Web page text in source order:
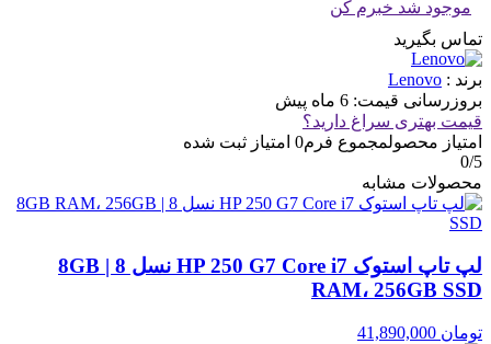
موجود شد خبرم کن
تماس بگیرید
برند : Lenovo
بروزرسانی قیمت: 6 ماه پیش
قیمت بهتری سراغ دارید؟
امتیاز محصولمجموع فرم0 امتیاز ثبت شده
0/5
محصولات مشابه
لپ تاپ استوک HP 250 G7 Core i7 نسل 8 | 8GB
RAM، 256GB SSD
تومان